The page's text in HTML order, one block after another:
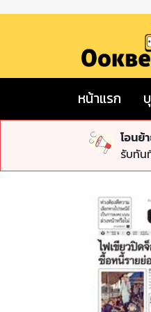
หน้าแรก
โอนย้
รับทัน